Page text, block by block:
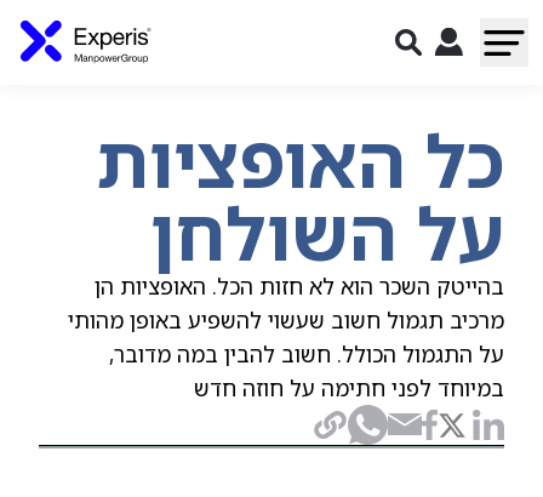
כל האופציות
על השולחן
בהייטק השכר הוא לא חזות הכל. האופציות הן
מרכיב תגמול חשוב שעשוי להשפיע באופן מהותי
על התגמול הכולל. חשוב להבין במה מדובר,
במיוחד לפני חתימה על חוזה חדש